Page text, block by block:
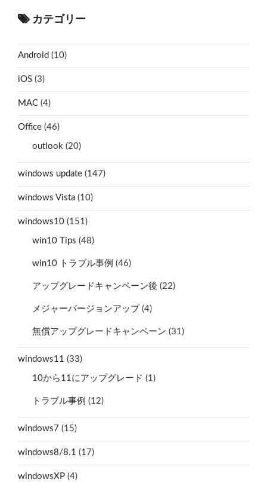
カテゴリー
Android (10)
iOS (3)
MAC (4)
Office (46)
outlook (20)
windows update (147)
windows Vista (10)
windows10 (151)
win10 Tips (48)
win10 トラブル事例 (46)
アップグレードキャンペーン後 (22)
メジャーバージョンアップ (4)
無償アップグレードキャンペーン (31)
windows11 (33)
10から11にアップグレード (1)
トラブル事例 (12)
windows7 (15)
windows8/8.1 (17)
windowsXP (4)